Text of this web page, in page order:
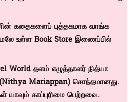
கதைகளைப் புத்தகமாக வாங்க
உள்ளBook Storeஇணைப்பில்
World தளம் எழுத்தாளர் நித்யா
Nithya Mariappan)சொந்தமானது.
காப்புரிமை பெற்றவை.